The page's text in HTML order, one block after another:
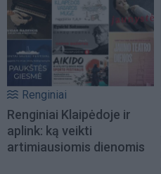
Renginiai
Renginiai Klaipėdoje ir
aplink: ką veikti
artimiausiomis dienomis